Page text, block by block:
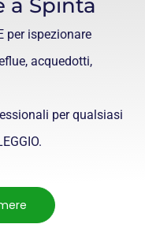
a Spinta
per ispezionare
acquedotti,
per qualsiasi